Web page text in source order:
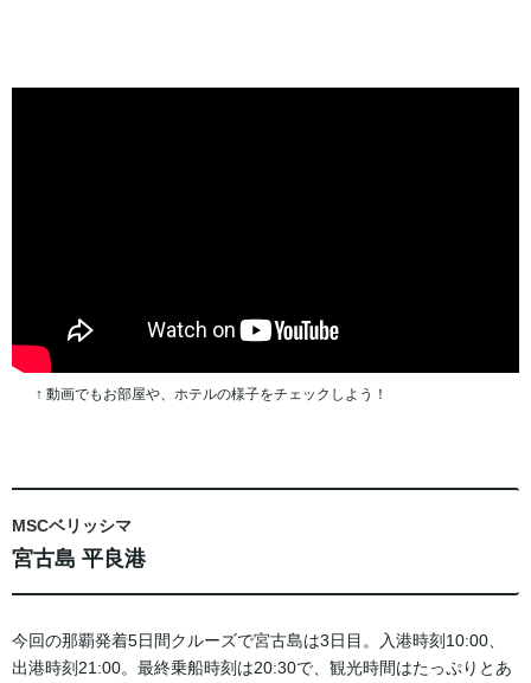
↑ 動画でもお部屋や、ホテルの様子をチェックしよう！
MSCベリッシマ
宮古島 平良港
今回の那覇発着5日間クルーズで宮古島は3日目。入港時刻10:00、
出港時刻21:00。最終乗船時刻は20:30で、観光時間はたっぷりとあ